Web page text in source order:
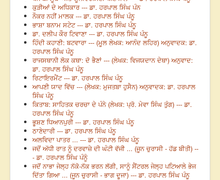
ਕੁੜੀਆਂ ਦੇ ਅਧਿਕਾਰ --- ਡਾ. ਹਰਪਾਲ ਸਿੰਘ ਪੰਨ
ਨੌਕਰ ਨਹੀਂ ਮਾਲਕ --- ਡਾ. ਹਰਪਾਲ ਸਿੰਘ ਪੰਨੂ
ਭਾਸ਼ਾ ਬਨਾਮ ਸਟੇਟ --- ਡਾ. ਹਰਪਾਲ ਸਿੰਘ ਪੰਨੂ
ਡਾ. ਦਲੀਪ ਕੌਰ ਟਿਵਾਣਾ --- ਡਾ. ਹਰਪਾਲ ਸਿੰਘ ਪੰਨੂ
ਹਿੰਦੀ ਕਹਾਣੀ: ਬਟਵਾਰਾ --- (ਮੂਲ ਲੇਖਕ: ਆਨੰਦ ਲਹਿਰ) ਅਨੁਵਾਦਕ: ਡਾ.
ਹਰਪਾਲ ਸਿੰਘ ਪੰਨੂ
ਰਾਜਸਥਾਨੀ ਲੋਕ ਕਥਾ: ਦੋ ਭੈਣਾਂ --- (ਲੇਖਕ: ਵਿਜਯਦਾਨ ਦੇਥਾ) ਅਨੁਵਾਦ:
ਡਾ. ਹਰਪਾਲ ਸਿੰਘ ਪੰਨੂ
ਰਿਟਾਇਰਮੈਂਟ --- ਡਾ. ਹਰਪਾਲ ਸਿੰਘ ਪੰਨੂ
ਆਪਣੀ ਯਾਦ ਵਿੱਚ --- (ਲੇਖਕ: ਮੁਜਤਬਾ ਹੁਸੈਨ) ਅਨੁਵਾਦਕ: ਡਾ. ਹਰਪਾਲ
ਸਿੰਘ ਪੰਨੂ
ਕਿਤਾਬ: ਸਾਹਿਤਕ ਚਰਚਾ ਦੇ ਪੰਨੇ (ਲੇਖਕ: ਪ੍ਰੋ. ਮੇਵਾ ਸਿੰਘ ਤੁੰਗ) --- ਡਾ.
ਹਰਪਾਲ ਸਿੰਘ ਪੰਨੂ
ਭੂਸ਼ਣ ਧਿਆਨਪੁਰੀ --- ਡਾ. ਹਰਪਾਲ ਸਿੰਘ ਪੰਨੂ
ਠਾਣੇਦਾਰੀ --- ਡਾ. ਹਰਪਾਲ ਸਿੰਘ ਪੰਨੂ
ਅਲਵਿਦਾ ਪਾਤਰ ... --- ਡਾ. ਹਰਪਾਲ ਸਿੰਘ ਪੰਨੂ
ਜਦੋਂ ਅੱਧੀ ਰਾਤ ਨੂੰ ਦਰਵਾਜ਼ੇ ਦੀ ਘੰਟੀ ਵੱਜੀ ... (ਜੂਨ ਚੁਰਾਸੀ - ਹੱਡ ਬੀਤੀ) --
- ਡਾ. ਹਰਪਾਲ ਸਿੰਘ ਪੰਨੂੰ
ਜਦੋਂ ਨਾਭਾ ਜੇਲ੍ਹ ਨੱਕੋ-ਨੱਕ ਭਰਨ ਲੱਗੀ, ਸਾਨੂੰ ਸੈਂਟਰਲ ਜੇਲ੍ਹ ਪਟਿਆਲੇ ਭੇਜ
ਦਿੱਤਾ ਗਿਆ ... (ਜੂਨ ਚੁਰਾਸੀ - ਭਾਗ ਦੂਜਾ) --- ਡਾ. ਹਰਪਾਲ ਸਿੰਘ ਪੰਨੂ